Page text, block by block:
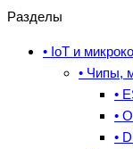
Разделы
• IoT и
• Чипы,
•
•
•